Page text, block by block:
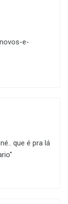
e-
que é pra lá